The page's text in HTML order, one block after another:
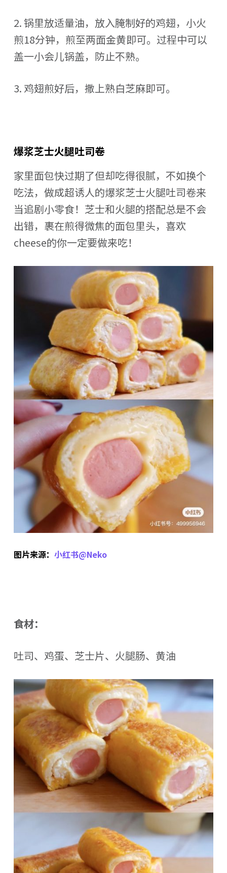
2. 锅里放适量油，放入腌制好的鸡翅，小火
煎18分钟，煎至两面金黄即可。过程中可以
盖一小会儿锅盖，防止不熟。
3. 鸡翅煎好后，撒上熟白芝麻即可。
爆浆芝士火腿吐司卷
家里面包快过期了但却吃得很腻，不如换个
吃法，做成超诱人的爆浆芝士火腿吐司卷来
当追剧小零食！芝士和火腿的搭配总是不会
出错，裹在煎得微焦的面包里头，喜欢
cheese的你一定要做来吃！
图片来源： 小红书@Neko
食材：
吐司、鸡蛋、芝士片、火腿肠、黄油